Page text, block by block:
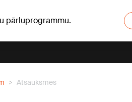
pārluprogrammu.
Atsauksmes